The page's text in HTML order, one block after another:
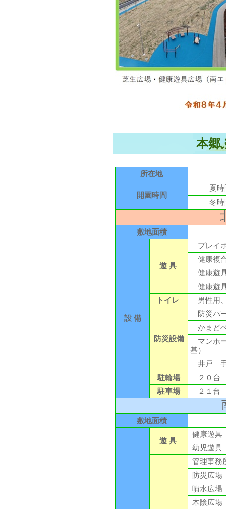
本郷
所在地
開園時間
夏
冬
敷地面積
設 備
遊 具
プレイ
健康複
健康遊
健康遊
トイレ
男性用
防災設備
防災パ
かまど
マンホ
基）
井戸 手
駐輪場
２０台
駐車場
２１台
敷地面積
遊 具
健康遊具
幼児遊具
管理事務
防災広場
噴水広場
木陰広場